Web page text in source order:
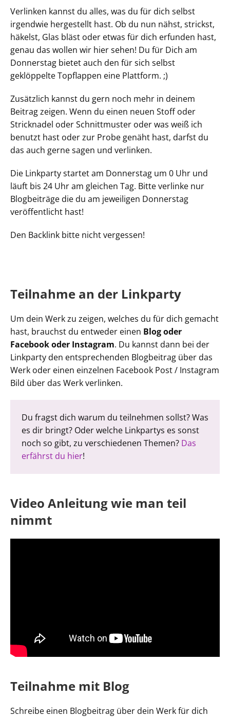
Verlinken kannst du alles, was du für dich selbst
irgendwie hergestellt hast. Ob du nun nähst, strickst,
häkelst, Glas bläst oder etwas für dich erfunden hast,
genau das wollen wir hier sehen! Du für Dich am
Donnerstag bietet auch den für sich selbst
geklöppelte Topflappen eine Plattform. ;)
Zusätzlich kannst du gern noch mehr in deinem
Beitrag zeigen. Wenn du einen neuen Stoff oder
Stricknadel oder Schnittmuster oder was weiß ich
benutzt hast oder zur Probe genäht hast, darfst du
das auch gerne sagen und verlinken.
Die Linkparty startet am Donnerstag um 0 Uhr und
läuft bis 24 Uhr am gleichen Tag. Bitte verlinke nur
Blogbeiträge die du am jeweiligen Donnerstag
veröffentlicht hast!
Den Backlink bitte nicht vergessen!
Teilnahme an der Linkparty
Um dein Werk zu zeigen, welches du für dich gemacht
hast, brauchst du entweder einen Blog oder
Facebook oder Instagram. Du kannst dann bei der
Linkparty den entsprechenden Blogbeitrag über das
Werk oder einen einzelnen Facebook Post / Instagram
Bild über das Werk verlinken.
Du fragst dich warum du teilnehmen sollst? Was
es dir bringt? Oder welche Linkpartys es sonst
noch so gibt, zu verschiedenen Themen? Das
erfährst du hier!
Video Anleitung wie man teil
nimmt
Teilnahme mit Blog
Schreibe einen Blogbeitrag über dein Werk für dich